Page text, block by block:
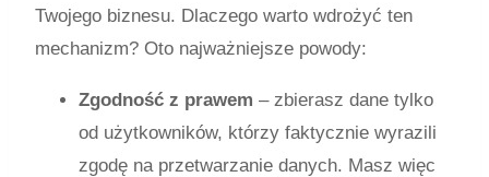
Twojego biznesu. Dlaczego warto wdrożyć ten
mechanizm? Oto najważniejsze powody:
Zgodność z prawem – zbierasz dane tylko
od użytkowników, którzy faktycznie wyrazili
zgodę na przetwarzanie danych. Masz więc